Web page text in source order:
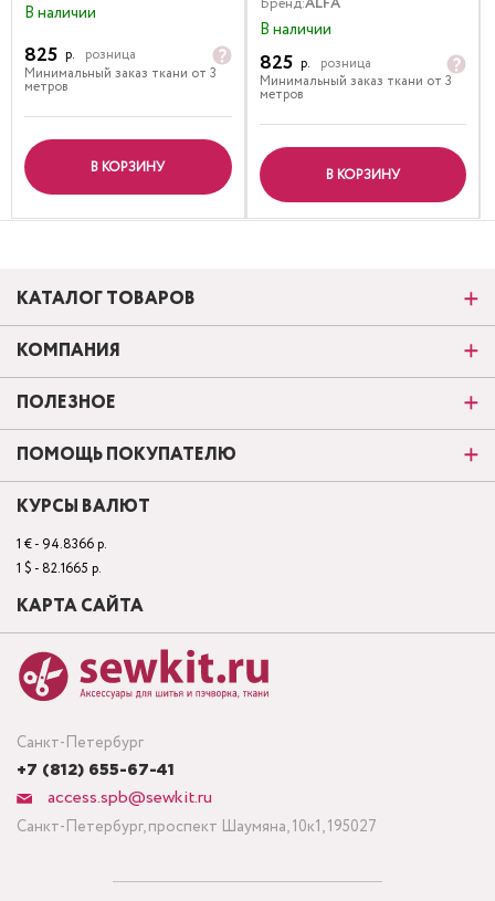
В наличии
825 р.
розница
Минимальный заказ ткани от 3
метров
В КОРЗИНУ
Бренд:ALFA
В наличии
825 р.
розница
Минимальный заказ ткани от 3
метров
В КОРЗИНУ
Санкт-Петербург
+7 (812) 655-67-41
access.spb@sewkit.ru
Санкт-Петербург, проспект Шаумяна, 10к1, 195027
КАТАЛОГ ТОВАРОВ
КОМПАНИЯ
ПОЛЕЗНОЕ
ПОМОЩЬ ПОКУПАТЕЛЮ
КУРСЫ ВАЛЮТ
1 € - 94.8366 р.
1 $ - 82.1665 р.
КАРТА САЙТА